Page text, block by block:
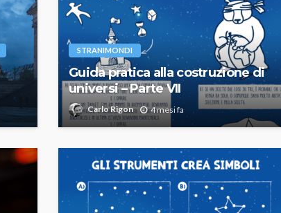
STRANIMONDI
Guida pratica alla costruzione di
universi – Parte VII
Carlo Rigon 4 mesi fa